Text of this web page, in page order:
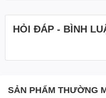
HỎI ĐÁP - BÌNH
SẢN PHẨM THƯỜNG